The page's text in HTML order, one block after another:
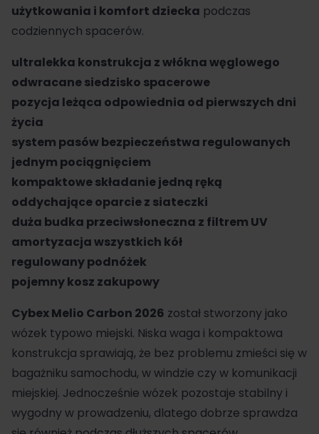
użytkowania i komfort dziecka podczas
codziennych spacerów.
ultralekka konstrukcja z włókna węglowego
odwracane siedzisko spacerowe
pozycja leżąca odpowiednia od pierwszych dni
życia
system pasów bezpieczeństwa regulowanych
jednym pociągnięciem
kompaktowe składanie jedną ręką
oddychające oparcie z siateczki
duża budka przeciwsłoneczna z filtrem UV
amortyzacja wszystkich kół
regulowany podnóżek
pojemny kosz zakupowy
Cybex Melio Carbon 2026 został stworzony jako
wózek typowo miejski. Niska waga i kompaktowa
konstrukcja sprawiają, że bez problemu zmieści się w
bagażniku samochodu, w windzie czy w komunikacji
miejskiej. Jednocześnie wózek pozostaje stabilny i
wygodny w prowadzeniu, dlatego dobrze sprawdza